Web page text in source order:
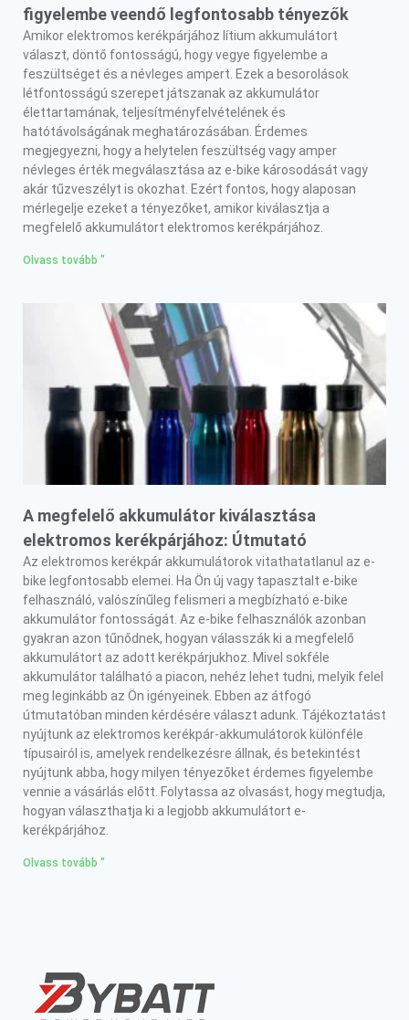
figyelembe veendő legfontosabb tényezők
Amikor elektromos kerékpárjához lítium akkumulátort
választ, döntő fontosságú, hogy vegye figyelembe a
feszültséget és a névleges ampert. Ezek a besorolások
létfontosságú szerepet játszanak az akkumulátor
élettartamának, teljesítményfelvételének és
hatótávolságának meghatározásában. Érdemes
megjegyezni, hogy a helytelen feszültség vagy amper
névleges érték megválasztása az e-bike károsodását vagy
akár tűzveszélyt is okozhat. Ezért fontos, hogy alaposan
mérlegelje ezeket a tényezőket, amikor kiválasztja a
megfelelő akkumulátort elektromos kerékpárjához.
Olvass tovább "
A megfelelő akkumulátor kiválasztása
elektromos kerékpárjához: Útmutató
Az elektromos kerékpár akkumulátorok vitathatatlanul az e-
bike legfontosabb elemei. Ha Ön új vagy tapasztalt e-bike
felhasználó, valószínűleg felismeri a megbízható e-bike
akkumulátor fontosságát. Az e-bike felhasználók azonban
gyakran azon tűnődnek, hogyan válasszák ki a megfelelő
akkumulátort az adott kerékpárjukhoz. Mivel sokféle
akkumulátor található a piacon, nehéz lehet tudni, melyik felel
meg leginkább az Ön igényeinek. Ebben az átfogó
útmutatóban minden kérdésére választ adunk. Tájékoztatást
nyújtunk az elektromos kerékpár-akkumulátorok különféle
típusairól is, amelyek rendelkezésre állnak, és betekintést
nyújtunk abba, hogy milyen tényezőket érdemes figyelembe
vennie a vásárlás előtt. Folytassa az olvasást, hogy megtudja,
hogyan választhatja ki a legjobb akkumulátort e-
kerékpárjához.
Olvass tovább "